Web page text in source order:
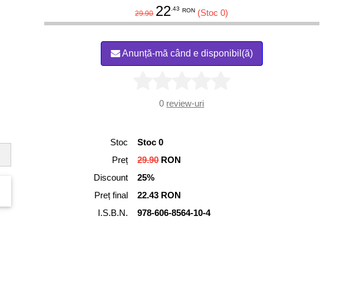
29.90 22 .43 RON (Stoc 0)
Anunță-mă când e disponibil(ă)
0 review-uri
Stoc
Stoc 0
Preț
29.90RON
Discount
25%
Preț final
22.43 RON
I.S.B.N.
978-606-8564-10-4